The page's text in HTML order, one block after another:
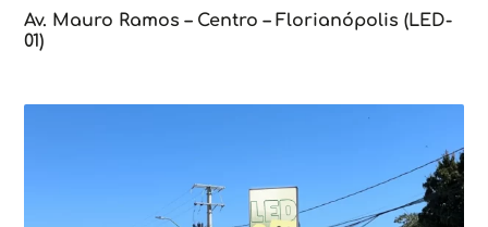
Av. Mauro Ramos – Centro – Florianópolis (LED-
01)